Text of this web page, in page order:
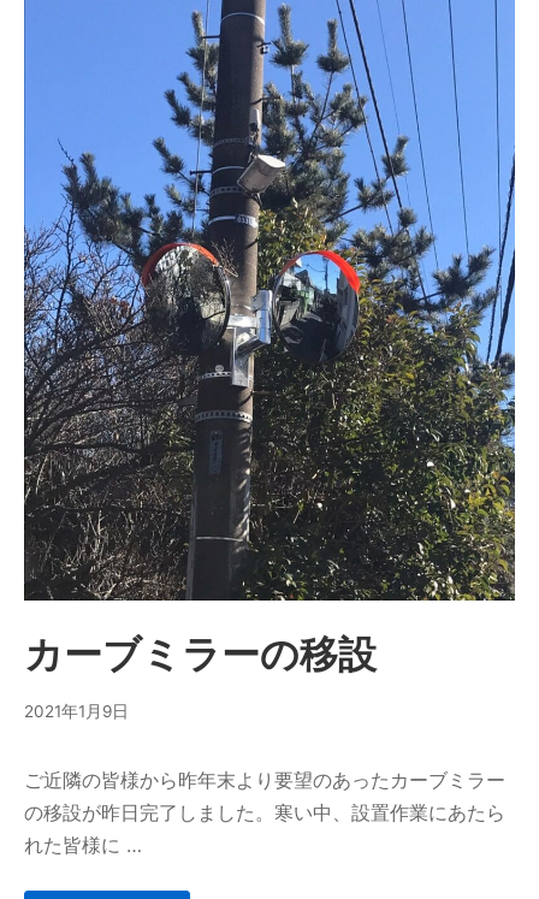
カーブミラーの移設
2021年1月9日
ご近隣の皆様から昨年末より要望のあったカーブミラー
の移設が昨日完了しました。寒い中、設置作業にあたら
れた皆様に …